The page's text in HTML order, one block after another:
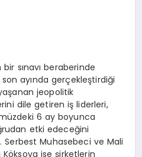
sınavı beraberinde
son ayında gerçekleştirdiği
jeopolitik
dile getiren iş liderleri,
6 ay boyunca
etki edeceğini
Muhasebeci ve Mali
ise şirketlerin